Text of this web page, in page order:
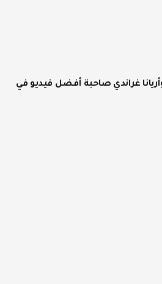
غراندي صاحبة أفضل فيديو في